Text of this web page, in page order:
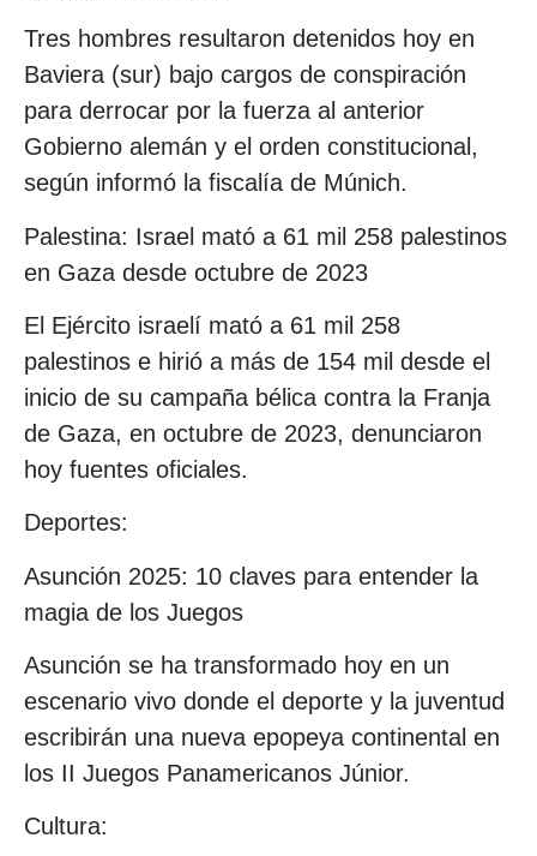
Tres hombres resultaron detenidos hoy en
Baviera (sur) bajo cargos de conspiración
para derrocar por la fuerza al anterior
Gobierno alemán y el orden constitucional,
según informó la fiscalía de Múnich.
Palestina: Israel mató a 61 mil 258 palestinos
en Gaza desde octubre de 2023
El Ejército israelí mató a 61 mil 258
palestinos e hirió a más de 154 mil desde el
inicio de su campaña bélica contra la Franja
de Gaza, en octubre de 2023, denunciaron
hoy fuentes oficiales.
Deportes:
Asunción 2025: 10 claves para entender la
magia de los Juegos
Asunción se ha transformado hoy en un
escenario vivo donde el deporte y la juventud
escribirán una nueva epopeya continental en
los II Juegos Panamericanos Júnior.
Cultura: